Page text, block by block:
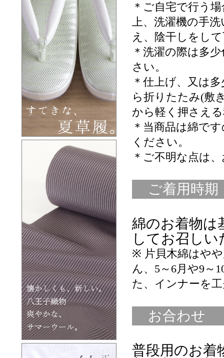
＊ご自宅で行う
上、洗濯機の手
え、陰干しをし
＊洗濯の際は多
さい。
＊仕上げ、又は
ら折りたたみ(敷
から軽く押さえ
＊当商品は綿で
ください。
＊ご不明な点は
ご着用時期
綿のお着物は
してお召し
※ 片貝木綿はや
ん、5～6月や9～
た、インナーを
お合わせ
普段用のお着